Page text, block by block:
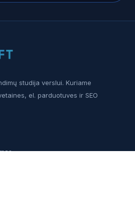
studija verslui. Kuriame
el. parduotuves ir SEO